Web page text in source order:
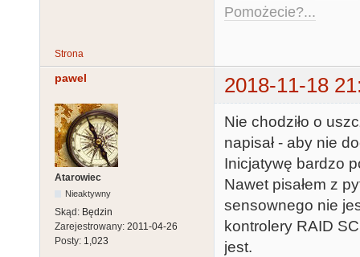
Pomożecie?...
Strona
pawel 2018-11-18
Atarowiec
Nieaktywny
Skąd: Będzin
Zarejestrowany: 2011-04-26
Posty: 1,023
Nie chodziło o
napisał - aby nie
Inicjatywę bardzo
Nawet pisałem z
sensownego nie
kontrolery RAID
jest.